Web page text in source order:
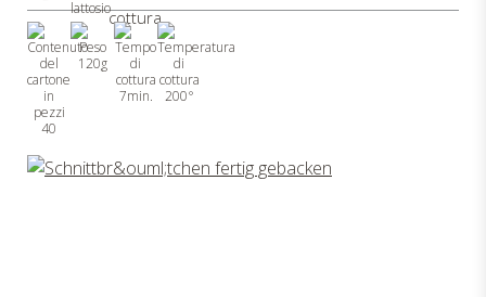
40
120g
7min.
200°